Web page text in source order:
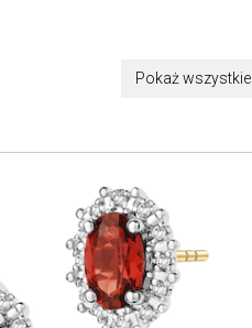
Pokaż wszystkie